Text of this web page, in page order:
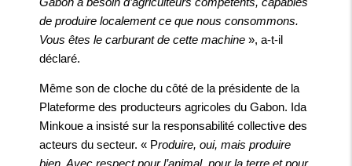
de produire localement ce que nous consommons.
Vous êtes le carburant de cette machine », a-t-il
déclaré.
Même son de cloche du côté de la présidente de la
Plateforme des producteurs agricoles du Gabon. Ida
Minkoue a insisté sur la responsabilité collective des
acteurs du secteur. « Produire, oui, mais produire